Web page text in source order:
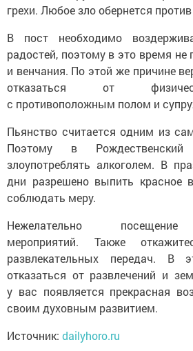
грехи. Любое зло обернется
В пост необходимо
радостей, поэтому в это время
и венчания. По этой же причине
отказаться от
с противоположным полом и
Пьянство считается одним из
Поэтому в
злоупотреблять алкоголем. В
дни разрешено выпить красное
соблюдать меру.
Нежелательно посещение
мероприятий. Также
развлекательных передач. В
отказаться от развлечений и
у вас появляется прекрасная
своим духовным развитием.
Источник: dailyhoro.ru